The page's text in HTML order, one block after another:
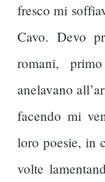
fresco mi
Cavo. Devo
romani,
anelavano
facendo mi
loro poesie, in
volte